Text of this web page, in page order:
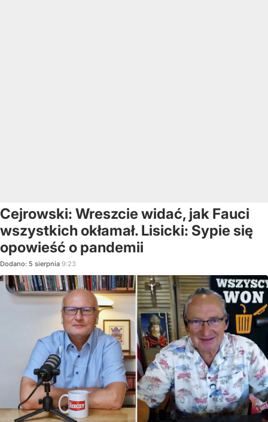
Cejrowski: Wreszcie widać, jak Fauci
wszystkich okłamał. Lisicki: Sypie się
opowieść o pandemii
Dodano: 5 sierpnia 9:23